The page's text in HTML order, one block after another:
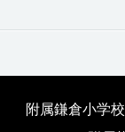
附属鎌倉小学校